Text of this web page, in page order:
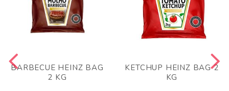
BARBECUE HEINZ BAG
2 KG
KETCHUP HEINZ BAG 2
KG